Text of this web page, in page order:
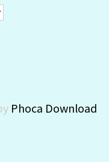
Phoca Download